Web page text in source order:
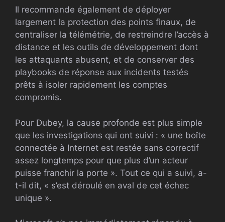
Il recommande également de déployer
largement la protection des points finaux, de
centraliser la télémétrie, de restreindre l’accès à
distance et les outils de développement dont
les attaquants abusent, et de conserver des
playbooks de réponse aux incidents testés
prêts à isoler rapidement les comptes
compromis.
Pour Dubey, la cause profonde est plus simple
que les investigations qui ont suivi : « une boîte
connectée à Internet est restée sans correctif
assez longtemps pour que plus d’un acteur
puisse franchir la porte ». Tout ce qui a suivi, a-
t-il dit, « s’est déroulé en aval de cet échec
unique ».